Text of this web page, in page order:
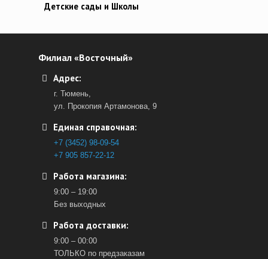
Детские сады и Школы
Филиал «Восточный»
Адрес:
г. Тюмень,
ул. Прокопия Артамонова, 9
Единая справочная:
+7 (3452) 98-09-54
+7 905 857-22-12
Работа магазина:
9:00 – 19:00
Без выходных
Работа доставки:
9:00 – 00:00
ТОЛЬКО по предзаказам